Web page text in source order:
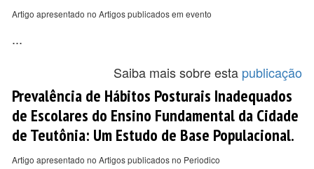
Artigo apresentado no Artigos publicados em evento
...
Saiba mais sobre esta publicação
Prevalência de Hábitos Posturais Inadequados
de Escolares do Ensino Fundamental da Cidade
de Teutônia: Um Estudo de Base Populacional.
Artigo apresentado no Artigos publicados no Periodico